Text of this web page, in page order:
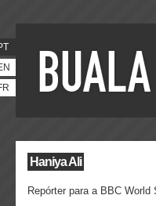
Haniya Ali
Repórter para a BBC World